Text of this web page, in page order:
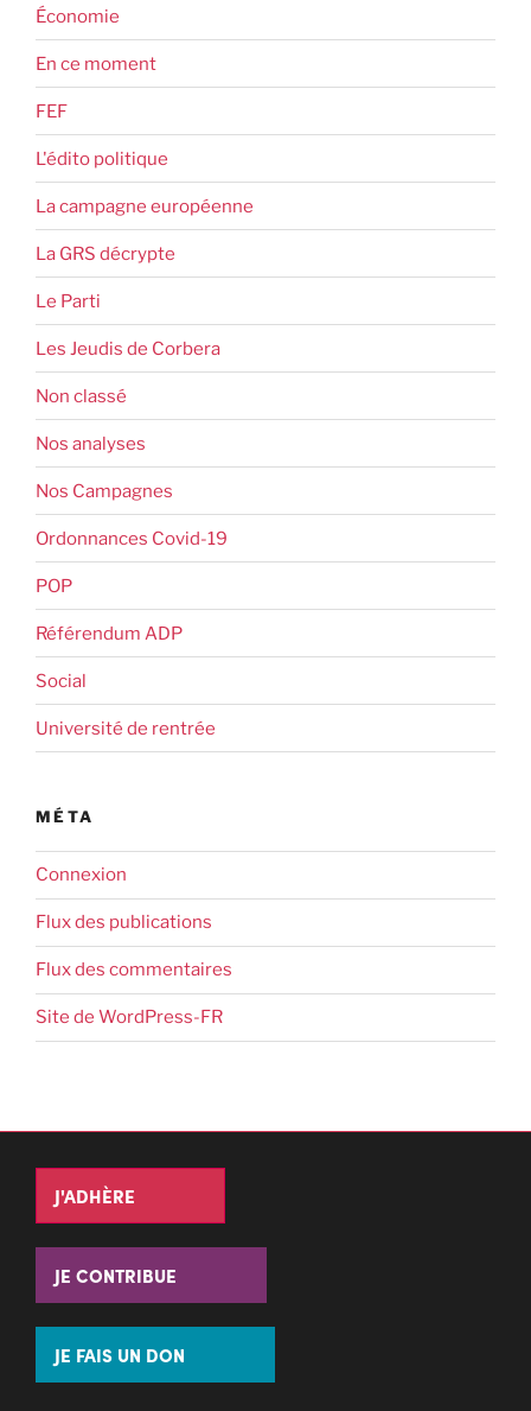
Économie
En ce moment
FEF
L'édito politique
La campagne européenne
La GRS décrypte
Le Parti
Les Jeudis de Corbera
Non classé
Nos analyses
Nos Campagnes
Ordonnances Covid-19
POP
Référendum ADP
Social
Université de rentrée
MÉTA
Connexion
Flux des publications
Flux des commentaires
Site de WordPress-FR
J'ADHÈRE
JE CONTRIBUE
JE FAIS UN DON